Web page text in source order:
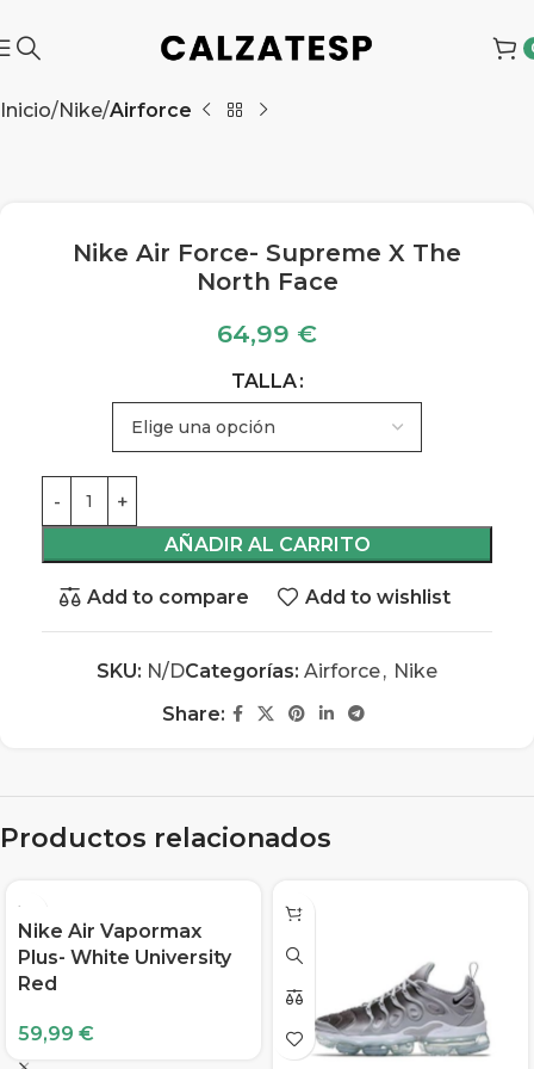
Inicio Nike Airforce
Nike Air Force- Supreme X The
North Face
64,99 €
TALLA
AÑADIR AL CARRITO
Add to compare Add to wishlist
SKU: N/DCategorías: Airforce, Nike
Share:
Productos relacionados
Nike Air Vapormax
Plus- White University
Red
59,99 €